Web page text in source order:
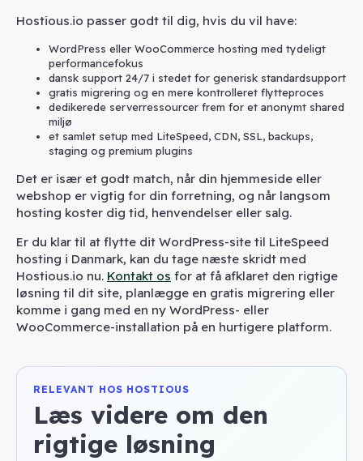
Hostious.io passer godt til dig, hvis du vil have:
WordPress eller WooCommerce hosting med tydeligt
performancefokus
dansk support 24/7 i stedet for generisk standardsupport
gratis migrering og en mere kontrolleret flytteproces
dedikerede serverressourcer frem for et anonymt shared
miljø
et samlet setup med LiteSpeed, CDN, SSL, backups,
staging og premium plugins
Det er især et godt match, når din hjemmeside eller
webshop er vigtig for din forretning, og når langsom
hosting koster dig tid, henvendelser eller salg.
Er du klar til at flytte dit WordPress-site til LiteSpeed
hosting i Danmark, kan du tage næste skridt med
Hostious.io nu. Kontakt os for at få afklaret den rigtige
løsning til dit site, planlægge en gratis migrering eller
komme i gang med en ny WordPress- eller
WooCommerce-installation på en hurtigere platform.
RELEVANT HOS HOSTIOUS
Læs videre om den
rigtige løsning